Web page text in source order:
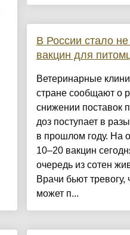
В России стало не
вакцин для
Ветеринарные
стране сообщают о
снижении поставок
доз поступает в
в прошлом году. На
10–20 вакцин
очередь из сотен
Врачи бьют тревогу,
может п...